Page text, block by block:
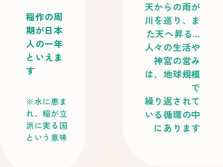
稲作の周
期が日本
人の一年
といえま
す
水に恵ま
れ、稲が立
派に実る国
という意味
天からの雨が
川を巡り、ま
た天へ昇る…
人々の生活や
神宮の営み
は、地球規模
で
繰り返されて
いる循環の中
にあります